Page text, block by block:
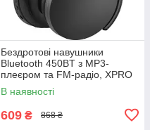
Бездротові навушники
Bluetooth 450BT з MP3-
плеєром та FM-радіо, XPRO
(41166-450BT_231)
В наявності
609 ₴ 868 ₴